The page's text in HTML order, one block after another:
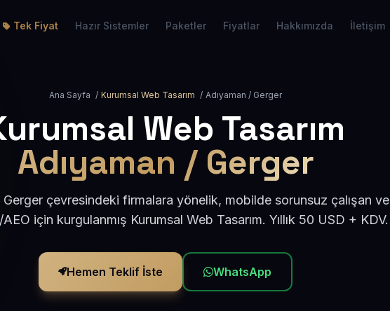
Tek Fiyat Hazır Sistemler Paketler Fiyatlar Hakkımızda İletişim
Ana Sayfa / Kurumsal Web Tasarım / Adıyaman / Gerger
Web Tasarım
Adıyaman / Gerger
Gerger çevresindeki firmalara yönelik, mobilde sorunsuz çalışan ve
için kurgulanmış Kurumsal Web Tasarım. Yıllık 50 USD + KDV.
Hemen Teklif İste WhatsApp